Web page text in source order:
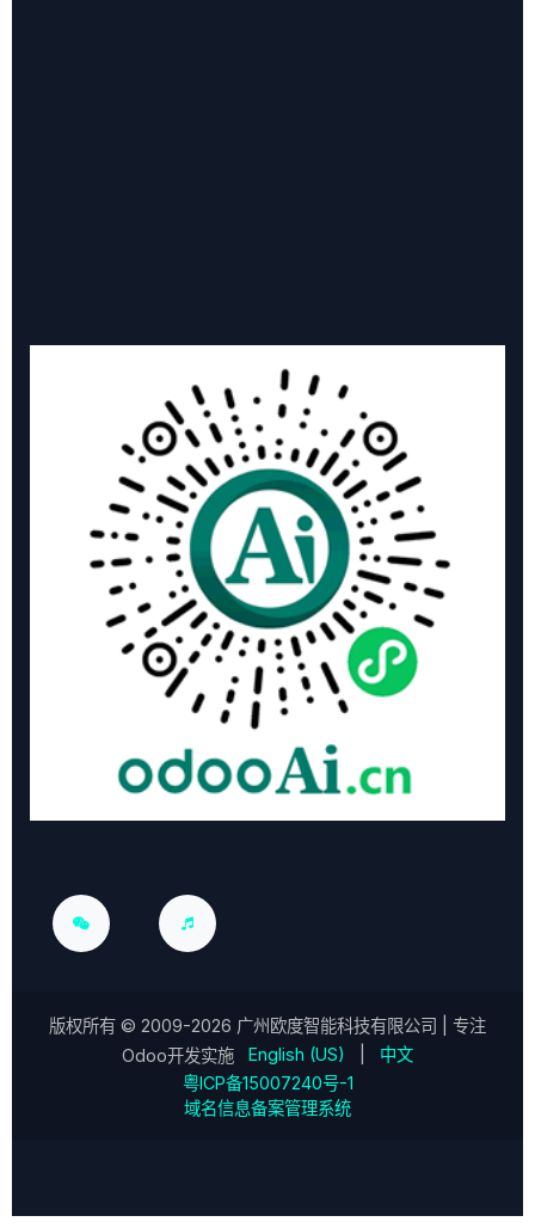
版权所有 © 2009-2026 广州欧度智能科技有限公司
| 专注
Odoo开发实施
English (US)
中文
粤ICP备15007240号-1
域名信息备案管理系统